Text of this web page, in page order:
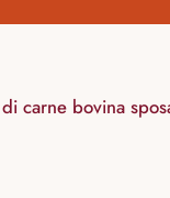
carne bovina